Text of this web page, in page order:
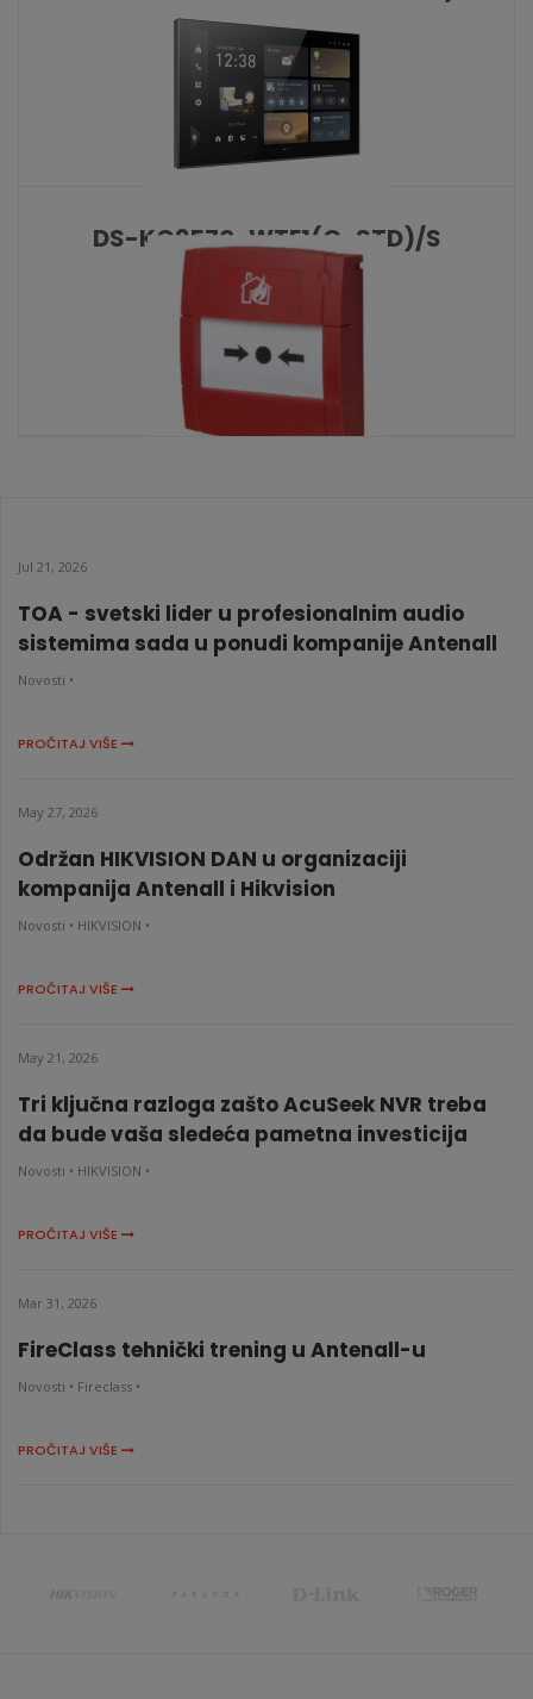
KATALOŠKI BROJ: 10477
DS-KC9570-WTE1(O-STD)/S
KATALOŠKI BROJ: 10479
Jul 21, 2026
TOA - svetski lider u profesionalnim audio
sistemima sada u ponudi kompanije Antenall
Novosti •
PROČITAJ VIŠE
May 27, 2026
Održan HIKVISION DAN u organizaciji
kompanija Antenall i Hikvision
Novosti • HIKVISION •
PROČITAJ VIŠE
May 21, 2026
Tri ključna razloga zašto AcuSeek NVR treba
da bude vaša sledeća pametna investicija
Novosti • HIKVISION •
PROČITAJ VIŠE
Mar 31, 2026
FireClass tehnički trening u Antenall-u
Novosti • Fireclass •
PROČITAJ VIŠE